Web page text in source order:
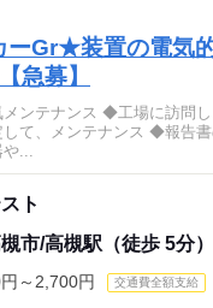
ーGr★装置の電気
急募】
メンテナンス ◆工場に訪問
して、メンテナンス ◆報告
...
ト
市/高槻駅（徒歩 5分）
～2,700円 交通費全額支給